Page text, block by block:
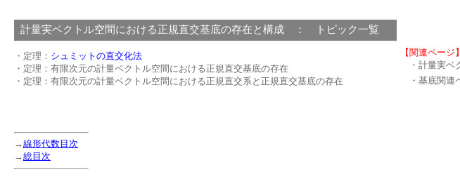
計量実ベクトル空間における正規直交基底の存在と構成 ： トピック一覧
・定理： シュミットの直交化法
・定理：有限次元の計量ベクトル空間における正規直交基底の存在
・定理：有限次元の計量ベクトル空間における正規直交系と正規直交基底の存在
【関連ページ】
・計量実ベ
・基底関連
→線形代数目次
→総目次